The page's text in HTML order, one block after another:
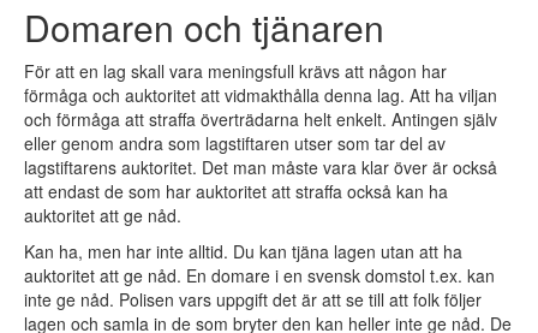
Domaren och tjänaren
För att en lag skall vara meningsfull krävs att någon har
förmåga och auktoritet att vidmakthålla denna lag. Att ha viljan
och förmåga att straffa överträdarna helt enkelt. Antingen själv
eller genom andra som lagstiftaren utser som tar del av
lagstiftarens auktoritet. Det man måste vara klar över är också
att endast de som har auktoritet att straffa också kan ha
auktoritet att ge nåd.
Kan ha, men har inte alltid. Du kan tjäna lagen utan att ha
auktoritet att ge nåd. En domare i en svensk domstol t.ex. kan
inte ge nåd. Polisen vars uppgift det är att se till att folk följer
lagen och samla in de som bryter den kan heller inte ge nåd. De